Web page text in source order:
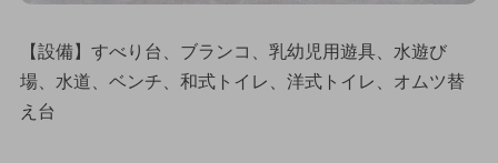
【設備】すべり台、ブランコ、乳幼児用遊具、水遊び
場、水道、ベンチ、和式トイレ、洋式トイレ、オムツ替
え台